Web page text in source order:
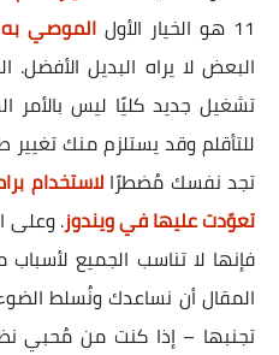
11 هو الخيار الأول
الموصي
البعض لا يراه البديل الأفضل.
تشغيل جديد كليًا ليس بالأمر
للتأقلم وقد يستلزم منك
تجد نفسك مُضطرًالاستخدام
تعوّدت عليها في ويندوز. وعلى
فإنها لا تناسب الجميع
تجنبها – إذا كنت من مُحبي